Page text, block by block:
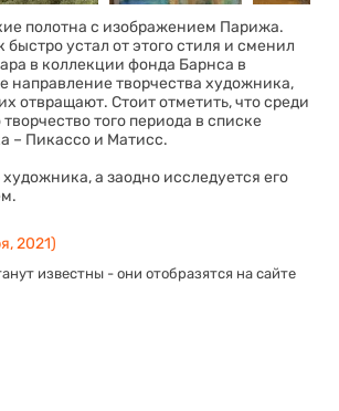
полотна с изображением Парижа.
устал от этого стиля и сменил
в коллекции фонда Барнса в
направление творчества художника,
отвращают. Стоит отметить, что среди
того периода в списке
– Пикассо и Матисс.
а заодно исследуется его
2021)
известны - они отобразятся на сайте